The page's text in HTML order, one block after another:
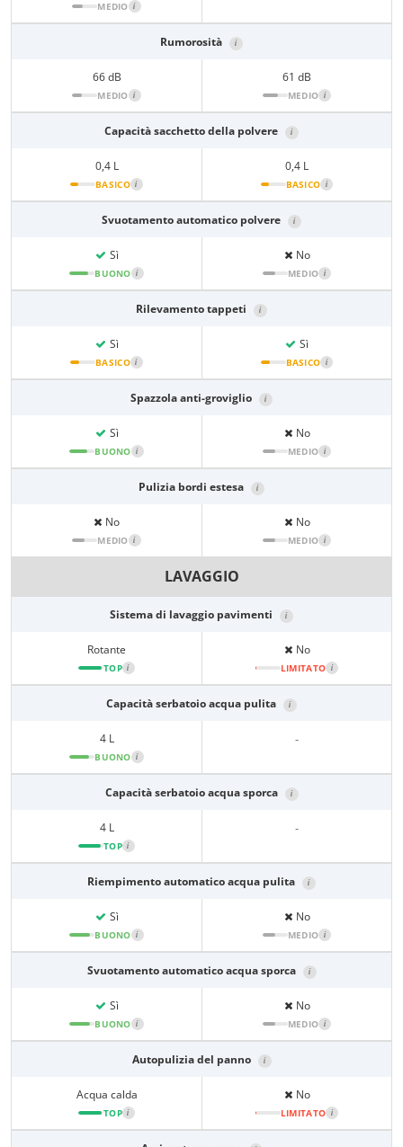
MEDIO i
Rumorosità i
66 dB
MEDIO i
61 dB
MEDIO i
Capacità sacchetto della polvere i
0,4 L
BASICO i
0,4 L
BASICO i
Svuotamento automatico polvere i
Sì
BUONO i
No
MEDIO i
Rilevamento tappeti i
Sì
BASICO i
Sì
BASICO i
Spazzola anti-groviglio i
Sì
BUONO i
No
MEDIO i
Pulizia bordi estesa i
No
MEDIO i
No
MEDIO i
LAVAGGIO
Sistema di lavaggio pavimenti i
Rotante
TOP i
No
LIMITATO i
Capacità serbatoio acqua pulita i
4 L
BUONO i
-
Capacità serbatoio acqua sporca i
4 L
TOP i
-
Riempimento automatico acqua pulita i
Sì
BUONO i
No
MEDIO i
Svuotamento automatico acqua sporca i
Sì
BUONO i
No
MEDIO i
Autopulizia del panno i
Acqua calda
TOP i
No
LIMITATO i